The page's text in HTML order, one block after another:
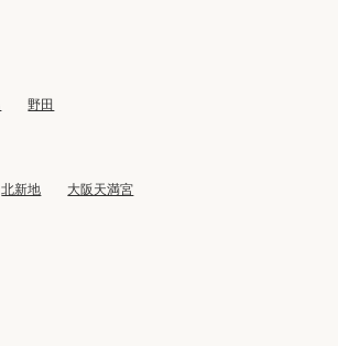
野田
北新地 大阪天満宮